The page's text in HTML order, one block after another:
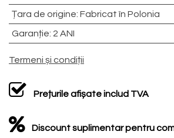
Țara de origine: Fabricat în Polonia
Garanție: 2 ANI
Termeni și condiții
Prețurile afișate includ TVA
Discount suplimentar pentru